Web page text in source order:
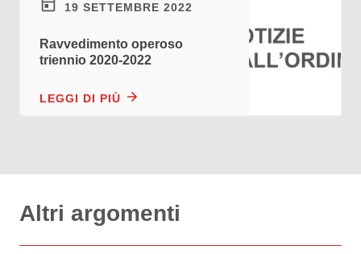
19 SETTEMBRE 2022
Ravvedimento operoso
triennio 2020-2022
LEGGI DI PIÙ
Altri argomenti